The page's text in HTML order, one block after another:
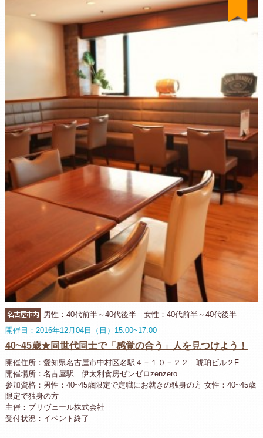
名古屋市内
男性：40代前半～40代後半 女性：40代前半～40代後半
開催日：2016年12月04日（日）15:00~17:00
40~45歳★同世代同士で「感覚の合う」人を見つけよう！
開催住所：愛知県名古屋市中村区名駅４－１０－２２ 琥珀ビル２F
開催場所：名古屋駅 伊太利食房ゼンゼロzenzero
参加資格：男性：40~45歳限定で定職にお就きの独身の方 女性：40~45歳
限定で独身の方
主催：プリヴェール株式会社
受付状況：イベント終了